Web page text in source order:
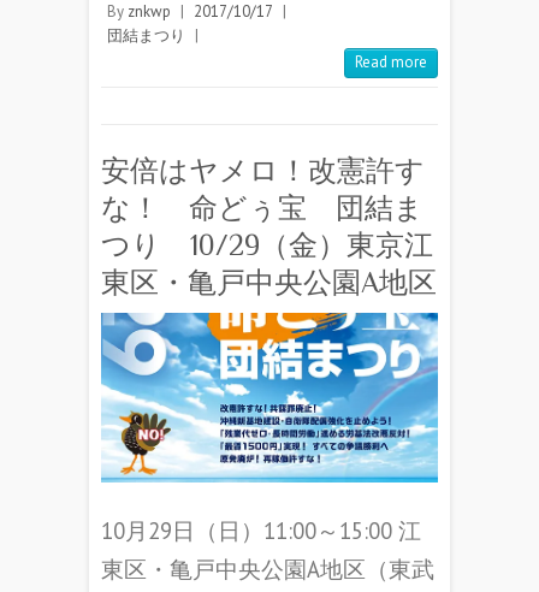
By znkwp | 2017/10/17 |
団結まつり
|
Read more
安倍はヤメロ！改憲許す
な！ 命どぅ宝 団結ま
つり 10/29（金）東京江
東区・亀戸中央公園A地区
10月29日（日）11:00～15:00 江
東区・亀戸中央公園A地区（東武